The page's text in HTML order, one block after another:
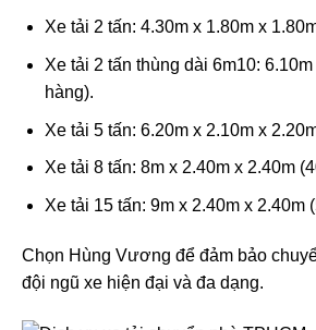
Xe tải 2 tấn: 4.30m x 1.80m x
Xe tải 2 tấn thùng dài 6m10:
hàng).
Xe tải 5 tấn: 6.20m x 2.10m x
Xe tải 8 tấn: 8m x 2.40m x 2.40m
Xe tải 15 tấn: 9m x 2.40m x 2.40m
Chọn Hùng Vương để đảm bảo
đội ngũ xe hiện đại và đa dạng.